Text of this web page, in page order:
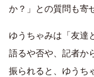
か？」との質問も寄
ゆうちゃみは「友達
語るや否や、記者か
振られると、ゆうち